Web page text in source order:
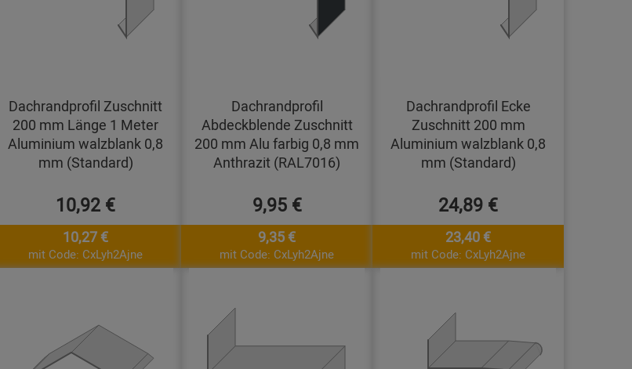
Dachrandprofil Zuschnitt
200 mm Länge 1 Meter
Aluminium walzblank 0,8
mm (Standard)
10,92 €
10,27 €
mit Code: CxLyh2Ajne
Dachrandprofil
Abdeckblende Zuschnitt
200 mm Alu farbig 0,8 mm
Anthrazit (RAL7016)
9,95 €
9,35 €
mit Code: CxLyh2Ajne
Dachrandprofil Ecke
Zuschnitt 200 mm
Aluminium walzblank 0,8
mm (Standard)
24,89 €
23,40 €
mit Code: CxLyh2Ajne